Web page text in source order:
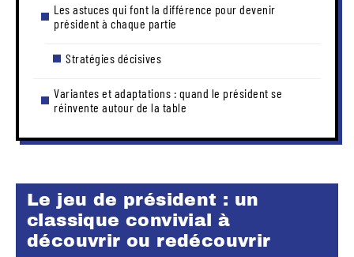
Les astuces qui font la différence pour devenir
président à chaque partie
Stratégies décisives
Variantes et adaptations : quand le président se
réinvente autour de la table
Le jeu de président : un
classique convivial à
découvrir ou redécouvrir